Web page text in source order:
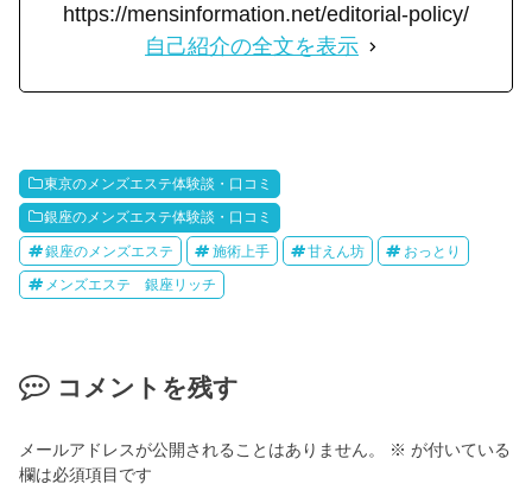
https://mensinformation.net/editorial-policy/
自己紹介の全文を表示
東京のメンズエステ体験談・口コミ
銀座のメンズエステ体験談・口コミ
銀座のメンズエステ 施術上手 甘えん坊 おっとり
メンズエステ 銀座リッチ
コメントを残す
メールアドレスが公開されることはありません。 ※ が付いている
欄は必須項目です